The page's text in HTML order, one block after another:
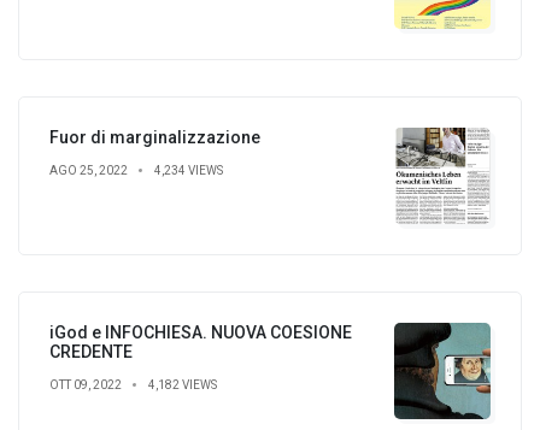
Fuor di marginalizzazione
AGO 25, 2022 4,234 VIEWS
iGod e INFOCHIESA. NUOVA COESIONE
CREDENTE
OTT 09, 2022 4,182 VIEWS